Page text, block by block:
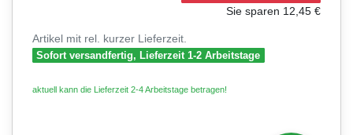
Sie sparen 12,45 €
Artikel mit rel. kurzer Lieferzeit.
Sofort versandfertig, Lieferzeit 1-2 Arbeitstage
aktuell kann die Lieferzeit 2-4 Arbeitstage betragen!